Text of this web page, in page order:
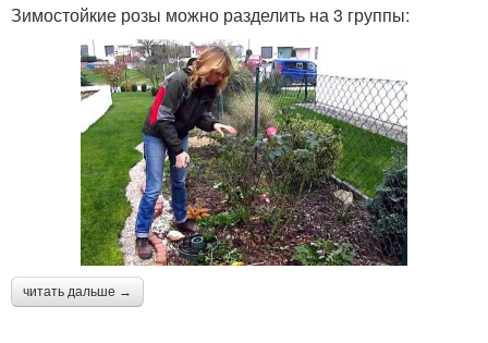
Зимостойкие розы можно разделить на 3 группы:
читать дальше →